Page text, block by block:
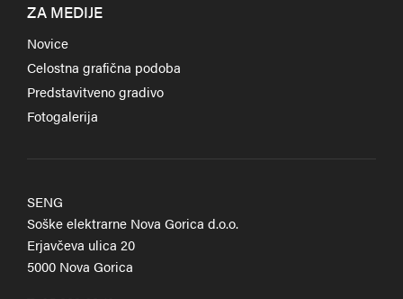
ZA MEDIJE
Novice
Celostna grafična podoba
Predstavitveno gradivo
Fotogalerija
SENG
Soške elektrarne Nova Gorica d.o.o.
Erjavčeva ulica 20
5000 Nova Gorica